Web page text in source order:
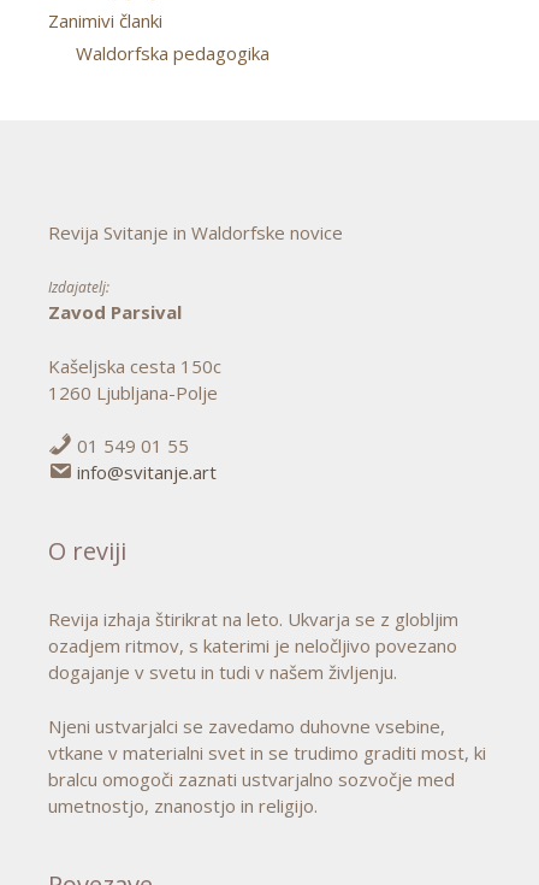
Zanimivi članki
Waldorfska pedagogika
Revija Svitanje in Waldorfske novice
Izdajatelj:
Zavod Parsival
Kašeljska cesta 150c
1260 Ljubljana-Polje
01 549 01 55
info@svitanje.art
O reviji
Revija izhaja štirikrat na leto. Ukvarja se z globljim
ozadjem ritmov, s katerimi je neločljivo povezano
dogajanje v svetu in tudi v našem življenju.
Njeni ustvarjalci se zavedamo duhovne vsebine,
vtkane v materialni svet in se trudimo graditi most, ki
bralcu omogoči zaznati ustvarjalno sozvočje med
umetnostjo, znanostjo in religijo.